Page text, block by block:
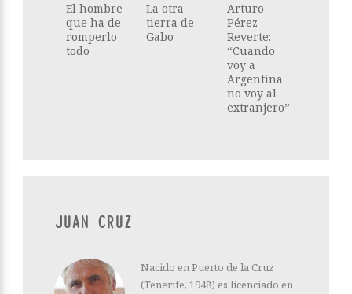
El hombre
que ha de
romperlo
todo
La otra
tierra de
Gabo
Arturo
Pérez-
Reverte:
“Cuando
voy a
Argentina
no voy al
extranjero”
JUAN CRUZ
Nacido en Puerto de la Cruz
(Tenerife, 1948) es licenciado en